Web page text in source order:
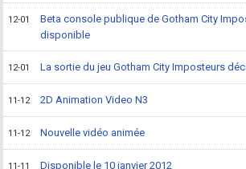
12-01
Beta console publique de Gotham City
disponible
12-01 La sortie du jeu Gotham City Imposteurs
11-12 2D Animation Video N3
11-12 Nouvelle vidéo animée
11-11 Disponible le 10 janvier 2012